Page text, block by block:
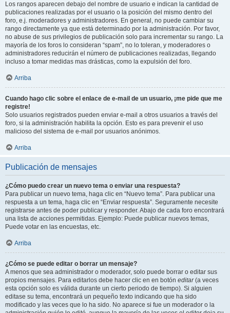
Los rangos aparecen debajo del nombre de usuario e indican la cantidad de
publicaciones realizadas por el usuario o la posición del mismo dentro del
foro, e.j. moderadores y administradores. En general, no puede cambiar su
rango directamente ya que está determinado por la administración. Por favor,
no abuse de sus privilegios de publicación solo para incrementar su rango. La
mayoría de los foros lo consideran “spam”, no lo toleran, y moderadores o
administradores reducirán el número de publicaciones realizadas, llegando
incluso a tomar medidas mas drásticas, como la expulsión del foro.
Arriba
Cuando hago clic sobre el enlace de e-mail de un usuario, ¡me pide que me
registre!
Solo usuarios registrados pueden enviar e-mail a otros usuarios a través del
foro, si la administración habilita la opción. Esto es para prevenir el uso
malicioso del sistema de e-mail por usuarios anónimos.
Arriba
Publicación de mensajes
¿Cómo puedo crear un nuevo tema o enviar una respuesta?
Para publicar un nuevo tema, haga clic en “Nuevo tema”. Para publicar una
respuesta a un tema, haga clic en “Enviar respuesta”. Seguramente necesite
registrarse antes de poder publicar y responder. Abajo de cada foro encontrará
una lista de acciones permitidas. Ejemplo: Puede publicar nuevos temas,
Puede votar en las encuestas, etc.
Arriba
¿Cómo se puede editar o borrar un mensaje?
A menos que sea administrador o moderador, solo puede borrar o editar sus
propios mensajes. Para editarlos debe hacer clic en en botón editar(a veces
esta opción solo es válida durante un cierto periodo de tiempo). Si alguien
editase su tema, encontrará un pequeño texto indicando que ha sido
modificado y las veces que lo ha sido. No aparece si fue un moderador o la